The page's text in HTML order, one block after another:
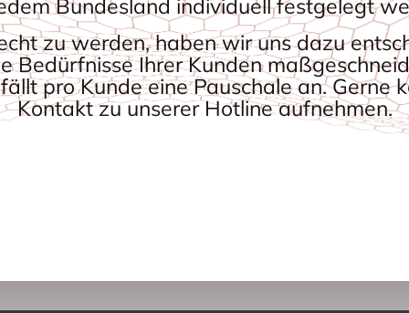
Bundesland individuell festgelegt
zu werden, haben wir uns dazu
Bedürfnisse Ihrer Kunden
pro Kunde eine Pauschale an. Gerne
Kontakt zu unserer Hotline aufnehmen.